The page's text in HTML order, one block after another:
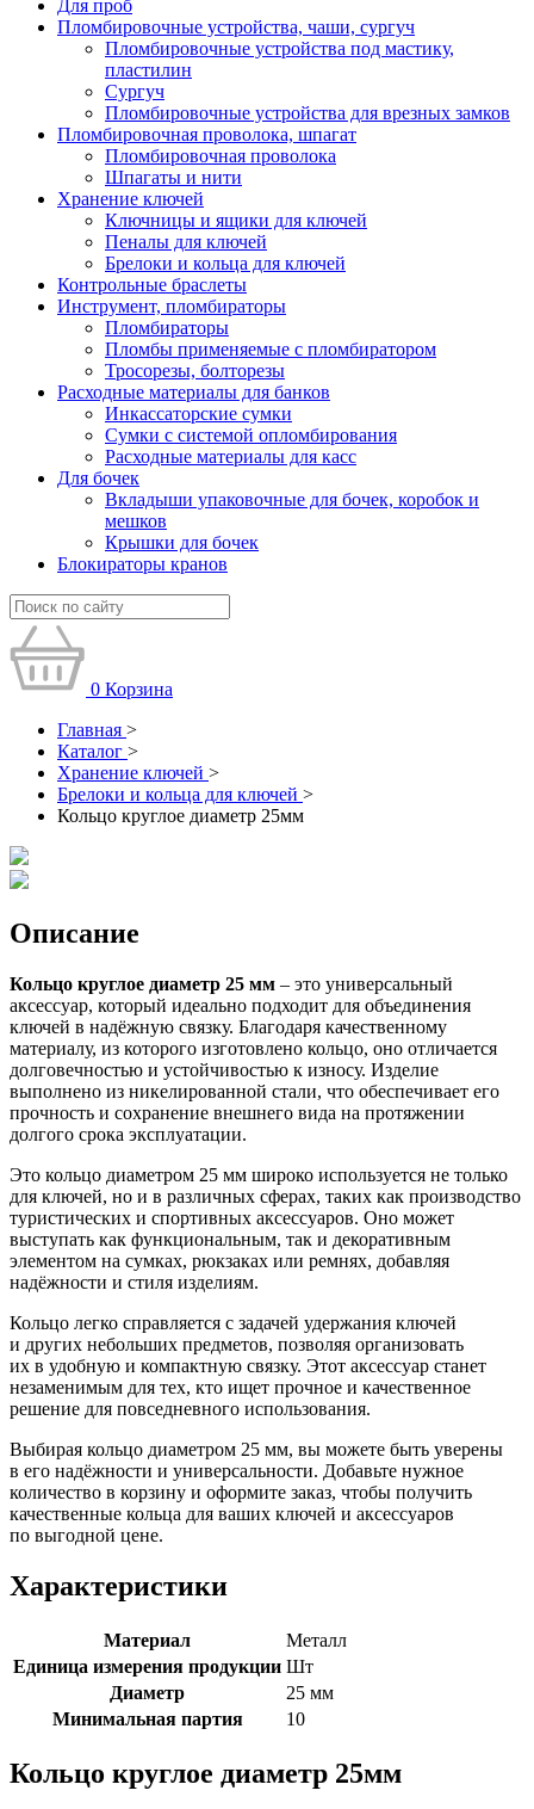
Для проб
Пломбировочные устройства, чаши, сургуч
Пломбировочные устройства под мастику,
пластилин
Сургуч
Пломбировочные устройства для врезных замков
Пломбировочная проволока, шпагат
Пломбировочная проволока
Шпагаты и нити
Хранение ключей
Ключницы и ящики для ключей
Пеналы для ключей
Брелоки и кольца для ключей
Контрольные браслеты
Инструмент, пломбираторы
Пломбираторы
Пломбы применяемые с пломбиратором
Тросорезы, болторезы
Расходные материалы для банков
Инкассаторские сумки
Сумки с системой опломбирования
Расходные материалы для касс
Для бочек
Вкладыши упаковочные для бочек, коробок и
мешков
Крышки для бочек
Блокираторы кранов
0 Корзина
Главная >
Каталог >
Хранение ключей >
Брелоки и кольца для ключей >
Кольцо круглое диаметр 25мм
Описание
Кольцо круглое диаметр 25 мм – это универсальный
аксессуар, который идеально подходит для объединения
ключей в надёжную связку. Благодаря качественному
материалу, из которого изготовлено кольцо, оно отличается
долговечностью и устойчивостью к износу. Изделие
выполнено из никелированной стали, что обеспечивает его
прочность и сохранение внешнего вида на протяжении
долгого срока эксплуатации.
Это кольцо диаметром 25 мм широко используется не только
для ключей, но и в различных сферах, таких как производство
туристических и спортивных аксессуаров. Оно может
выступать как функциональным, так и декоративным
элементом на сумках, рюкзаках или ремнях, добавляя
надёжности и стиля изделиям.
Кольцо легко справляется с задачей удержания ключей
и других небольших предметов, позволяя организовать
их в удобную и компактную связку. Этот аксессуар станет
незаменимым для тех, кто ищет прочное и качественное
решение для повседневного использования.
Выбирая кольцо диаметром 25 мм, вы можете быть уверены
в его надёжности и универсальности. Добавьте нужное
количество в корзину и оформите заказ, чтобы получить
качественные кольца для ваших ключей и аксессуаров
по выгодной цене.
Характеристики
Материал
Металл
Единица измерения продукции Шт
Диаметр
25 мм
Минимальная партия
10
Кольцо круглое диаметр 25мм